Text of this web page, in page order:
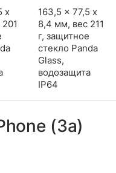
x
163,5 x 77,5 x
8,4 мм, вес 211
г, защитное
стекло Panda
Glass,
водозащита
IP64
(3a)